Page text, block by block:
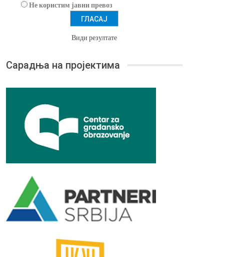
Не користим јавни превоз
Види резултате
Сарадња на пројектима